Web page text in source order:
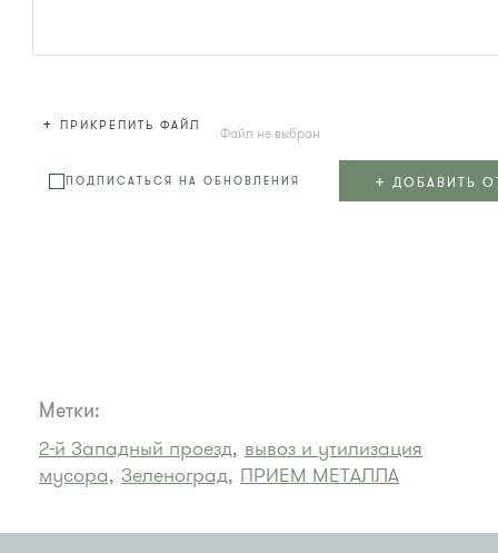
+ ПРИКРЕПИТЬ ФАЙЛ Файл не выбран
ПОДПИСАТЬСЯ НА ОБНОВЛЕНИЯ + ДОБАВИТЬ
Метки:
2-й Западный проезд, вывоз и утилизация
мусора, Зеленоград, ПРИЕМ МЕТАЛЛА